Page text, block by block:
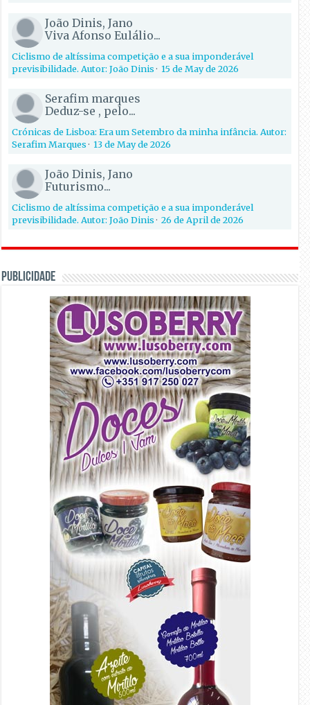
João Dinis, Jano
Viva Afonso Eulálio...
Ciclismo de altíssima competição e a sua imponderável
previsibilidade. Autor: João Dinis·15 de May de 2026
Serafim marques
Deduz-se , pelo...
Crónicas de Lisboa: Era um Setembro da minha infância. Autor:
Serafim Marques·13 de May de 2026
João Dinis, Jano
Futurismo...
Ciclismo de altíssima competição e a sua imponderável
previsibilidade. Autor: João Dinis·26 de April de 2026
PUBLICIDADE